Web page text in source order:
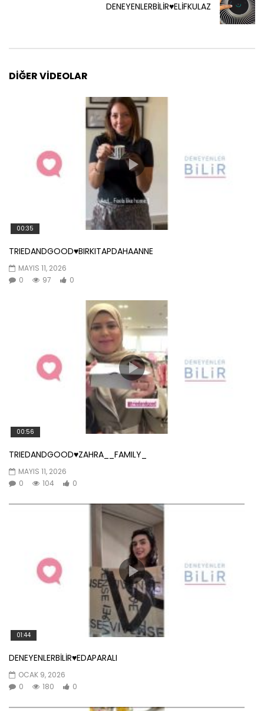
DENEYENLERBİLİR♥️ELİFKULAZ
DIĞER VIDEOLAR
00:35
TRIEDANDGOOD♥️BIRKITAPDAHAANNE
MAYIS 11, 2026
0
97 0
00:56
TRIEDANDGOOD♥️ZAHRA__FAMILY_
MAYIS 11, 2026
0
104 0
01:44
DENEYENLERBİLİR♥️EDAPARALI
OCAK 9, 2026
0
180 0